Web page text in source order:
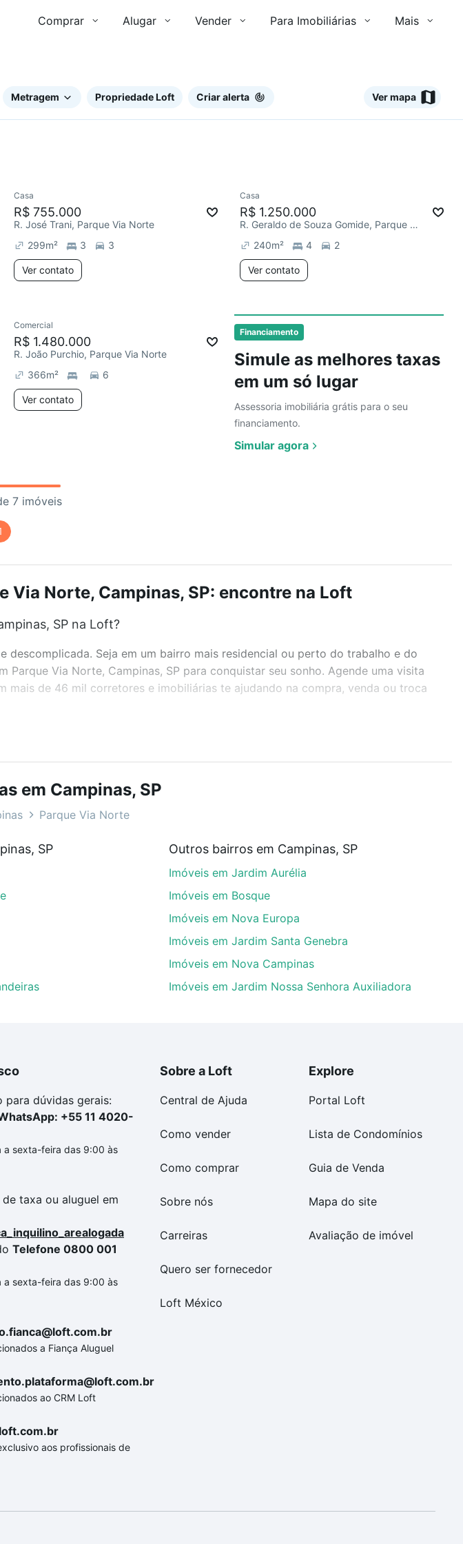
Comprar Alugar Vender Para Imobiliárias Mais
Metragem Propriedade Loft Criar alerta Ver mapa
Financiamento
Simule as melhores taxas
em um só lugar
Assessoria imobiliária grátis para o seu
financiamento.
Simular agora
Casa
R$ 755.000
R. José Trani, Parque Via Norte
299m² 3 3
Ver contato
Casa
R$ 1.250.000
R. Geraldo de Souza Gomide, Parque Via Norte
240m² 4 2
Ver contato
Ver
Chegou este mês
Comercial
R$ 1.480.000
R. João Purchio, Parque Via Norte
366m² 6
Ver contato
7 imóveis
Via Norte, Campinas, SP: encontre na Loft
SP na Loft?
Seja em um bairro mais residencial ou perto do trabalho e do
Via Norte, Campinas, SP para conquistar seu sonho. Agende uma visita
de 46 mil corretores e imobiliárias te ajudando na compra, venda ou troca
Você também pode usar os filtros como quantidade de quartos, suítes, com
como piscina, academia, salão de festas ou área verde e encontrar
na Loft.
Parque Via Norte, Campinas, SP que custam a partir de R$ 0 e com nossas
Se ainda tem alguma dúvida dos custos envolvidos no processo de compra,
comprar o imóvel dos seus sonhos com segurança e conforto. Loft, com você
em Campinas, SP
Parque Via Norte
SP Outros bairros em Campinas, SP
Imóveis em Jardim Aurélia
Imóveis em Bosque
Imóveis em Nova Europa
Imóveis em Jardim Santa Genebra
Imóveis em Nova Campinas
Imóveis em Jardim Nossa Senhora Auxiliadora
para dúvidas gerais:
+55 11 4020-
a sexta-feira das 9:00 às
taxa ou aluguel em
Telefone 0800 001
a sexta-feira das 9:00 às
a Fiança Aluguel
ao CRM Loft
aos profissionais de
Sobre a Loft
Central de Ajuda
Como vender
Como comprar
Sobre nós
Carreiras
Quero ser fornecedor
Loft México
Explore
Portal Loft
Lista de Condomínios
Guia de Venda
Mapa do site
Avaliação de imóvel